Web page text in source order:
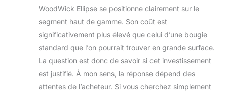
WoodWick Ellipse se positionne clairement sur le
segment haut de gamme. Son coût est
significativement plus élevé que celui d’une bougie
standard que l’on pourrait trouver en grande surface.
La question est donc de savoir si cet investissement
est justifié. À mon sens, la réponse dépend des
attentes de l’acheteur. Si vous cherchez simplement